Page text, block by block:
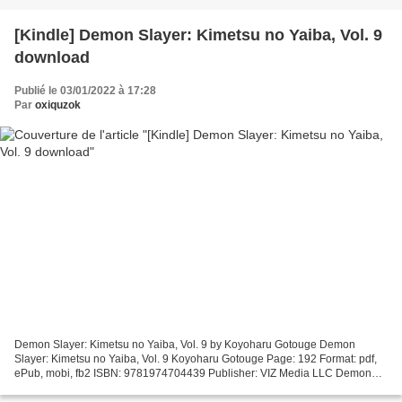
[Kindle] Demon Slayer: Kimetsu no Yaiba, Vol. 9
download
Publié le 03/01/2022 à 17:28
Par oxiquzok
Demon Slayer: Kimetsu no Yaiba, Vol. 9 by Koyoharu Gotouge Demon
Slayer: Kimetsu no Yaiba, Vol. 9 Koyoharu Gotouge Page: 192 Format: pdf,
ePub, mobi, fb2 ISBN: 9781974704439 Publisher: VIZ Media LLC Demon